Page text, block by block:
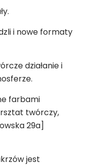
i nowe formaty
działanie i
farbami
twórczy,
29a]
jest